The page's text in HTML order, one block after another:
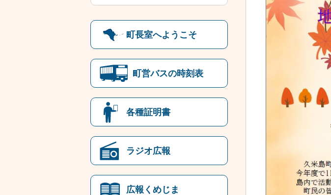
町長室へようこそ
町営バスの時刻表
各種証明書
ラジオ広報
広報くめじま